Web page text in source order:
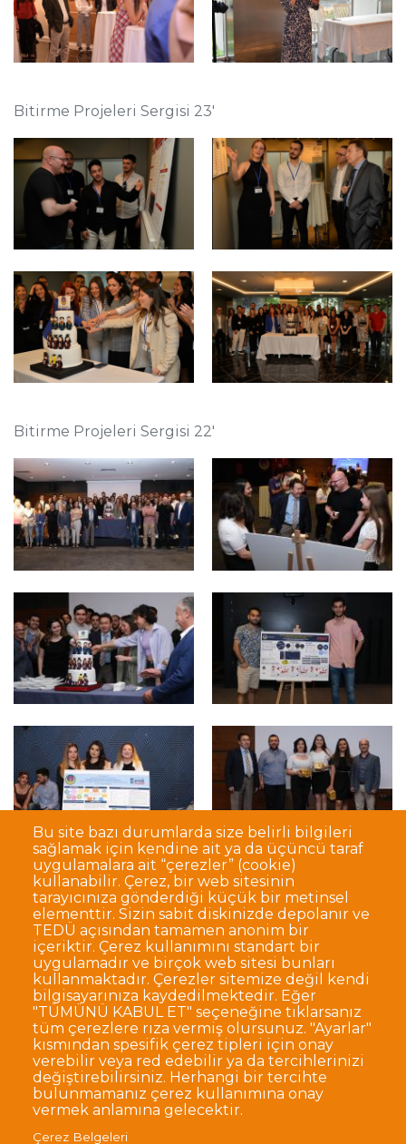
Bitirme Projeleri Sergisi 23'
Bitirme Projeleri Sergisi 22'
Bu site bazı durumlarda size belirli bilgileri
sağlamak için kendine ait ya da üçüncü taraf
uygulamalara ait “çerezler” (cookie)
kullanabilir. Çerez, bir web sitesinin
tarayıcınıza gönderdiği küçük bir metinsel
elementtir. Sizin sabit diskinizde depolanır ve
TEDÜ açısından tamamen anonim bir
içeriktir. Çerez kullanımını standart bir
uygulamadır ve birçok web sitesi bunları
kullanmaktadır. Çerezler sitemize değil kendi
bilgisayarınıza kaydedilmektedir. Eğer
"TÜMÜNÜ KABUL ET" seçeneğine tıklarsanız
tüm çerezlere rıza vermiş olursunuz. "Ayarlar"
kısmından spesifik çerez tipleri için onay
verebilir veya red edebilir ya da tercihlerinizi
değiştirebilirsiniz. Herhangi bir tercihte
bulunmamanız çerez kullanımına onay
vermek anlamına gelecektir.
Çerez Belgeleri
Dipnot
Sıkça Sorulan Sorular
Kişisel Verilerin Korunması
Gizlilik Politikası
Sorumluluk Reddi
Açık Rıza
Kurumsal Kimlik
© TED Üniversitesi. Ziya Gökalp Caddesi No:48 06420, Kolej
Çankaya ANKARA
ÜniversitesiÜniversitesiÜniversitesi